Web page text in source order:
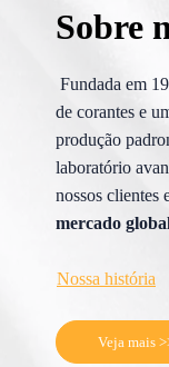
Sobre
Fundada em
de corantes e
produção
laboratório
nossos clientes
mercado
Nossa história
Veja mais